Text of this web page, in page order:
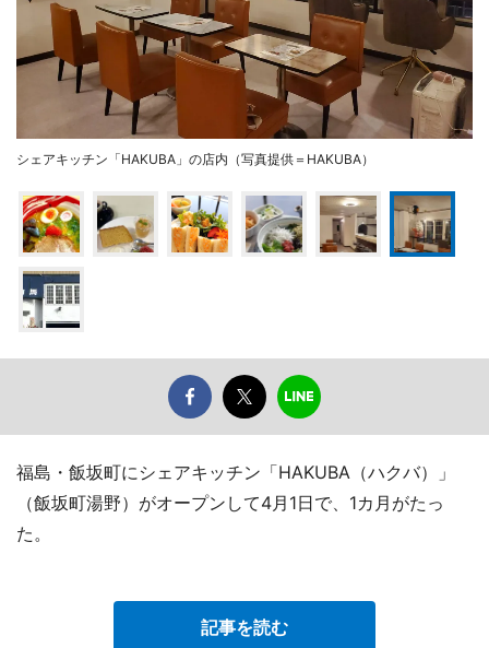
シェアキッチン「HAKUBA」の店内（写真提供＝HAKUBA）
福島・飯坂町にシェアキッチン「HAKUBA（ハクバ）」
（飯坂町湯野）がオープンして4月1日で、1カ月がたっ
た。
記事を読む